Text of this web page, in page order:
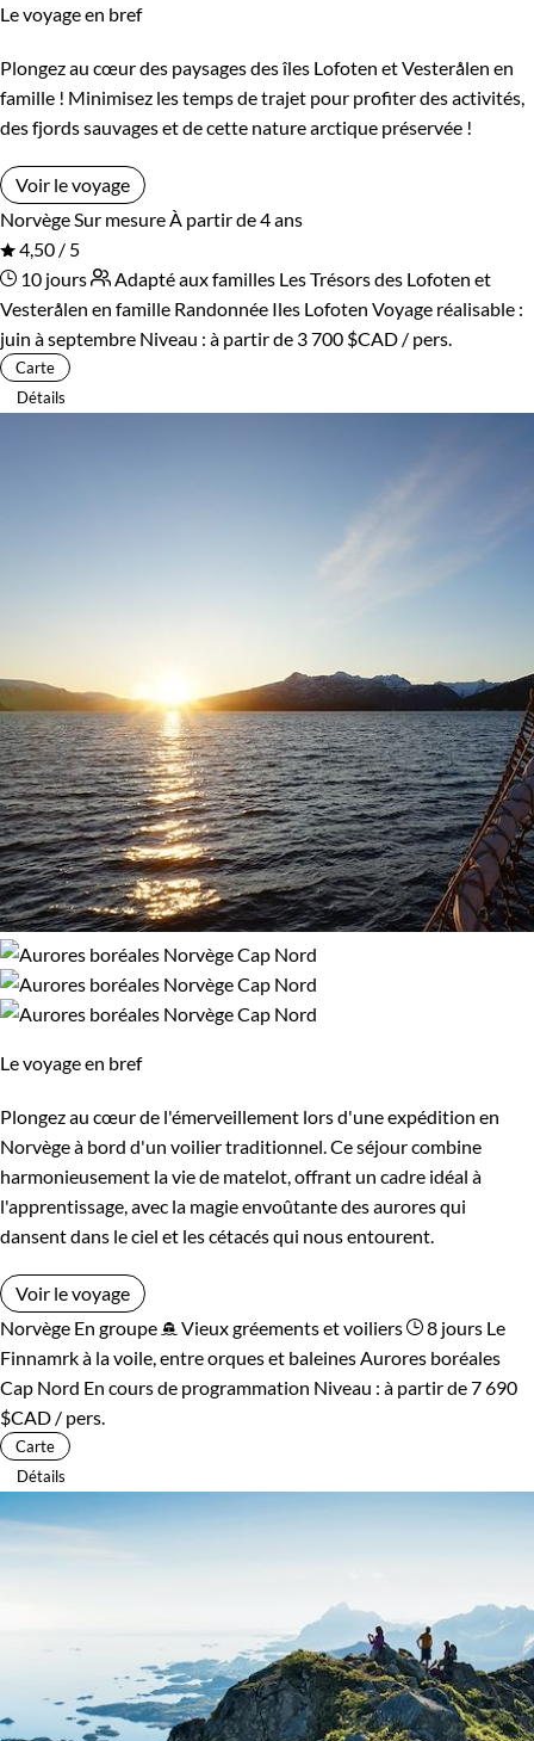
Le voyage en bref
Plongez au cœur des paysages des îles Lofoten et Vesterålen en
famille ! Minimisez les temps de trajet pour profiter des activités,
des fjords sauvages et de cette nature arctique préservée !
Voir le voyage
Norvège Sur mesure À partir de 4 ans
4,50 / 5
10 jours
Adapté aux familles Les Trésors des Lofoten et
Vesterålen en famille Randonnée Iles Lofoten Voyage réalisable :
juin à septembre Niveau : à partir de 3 700 $CAD / pers.
Carte
Détails
Le voyage en bref
Plongez au cœur de l'émerveillement lors d'une expédition en
Norvège à bord d'un voilier traditionnel. Ce séjour combine
harmonieusement la vie de matelot, offrant un cadre idéal à
l'apprentissage, avec la magie envoûtante des aurores qui
dansent dans le ciel et les cétacés qui nous entourent.
Voir le voyage
Norvège En groupe Vieux gréements et voiliers 8 jours Le
Finnamrk à la voile, entre orques et baleines Aurores boréales
Cap Nord En cours de programmation Niveau : à partir de7 690
$CAD / pers.
Carte
Détails